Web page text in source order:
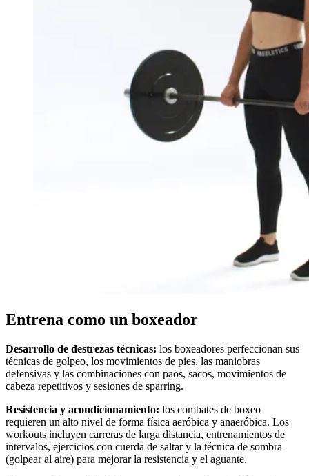
Entrena como un boxeador
Desarrollo de destrezas técnicas: los boxeadores perfeccionan sus
técnicas de golpeo, los movimientos de pies, las maniobras
defensivas y las combinaciones con paos, sacos, movimientos de
cabeza repetitivos y sesiones de sparring.
Resistencia y acondicionamiento: los combates de boxeo
requieren un alto nivel de forma física aeróbica y anaeróbica. Los
workouts incluyen carreras de larga distancia, entrenamientos de
intervalos, ejercicios con cuerda de saltar y la técnica de sombra
(golpear al aire) para mejorar la resistencia y el aguante.